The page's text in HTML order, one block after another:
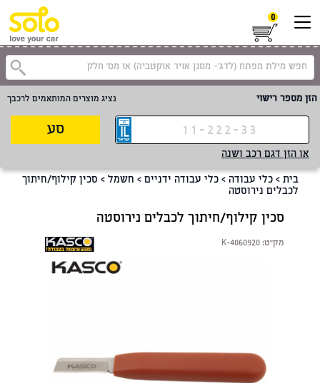
0
הזן מספר רישוי נציג מוצרים המותאמים לרכבך
סע
או הזן דגם רכב ושנה
בית > כלי עבודה > כלי עבודה ידניים > חשמל > סכין קילוף/חיתוך
לכבלים נירוסטה
סכין קילוף/חיתוך לכבלים נירוסטה
מק"ט: K-4060920